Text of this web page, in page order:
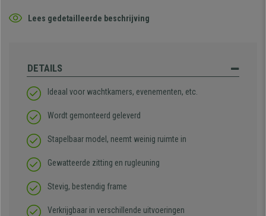
Lees gedetailleerde beschrijving
DETAILS
Ideaal voor wachtkamers, evenementen, etc.
Wordt gemonteerd geleverd
Stapelbaar model, neemt weinig ruimte in
Gewatteerde zitting en rugleuning
Stevig, bestendig frame
Verkrijgbaar in verschillende uitvoeringen